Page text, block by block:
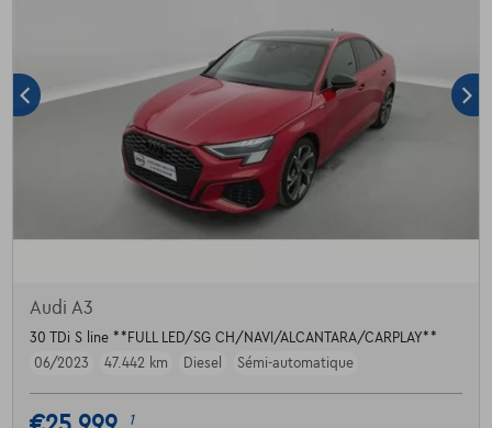
Audi A3
30 TDi S line **FULL LED/SG CH/NAVI/ALCANTARA/CARPLAY**
06/2023
47.442 km Diesel Sémi-automatique
1